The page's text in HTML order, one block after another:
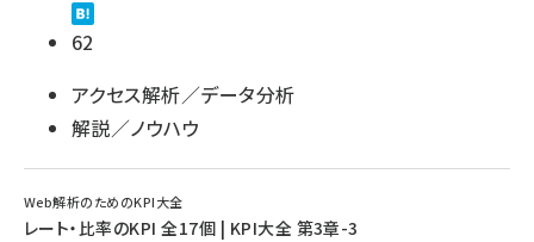
62
アクセス解析／データ分析
解説／ノウハウ
Web解析のためのKPI大全
レート・比率のKPI 全17個 | KPI大全 第3章-3